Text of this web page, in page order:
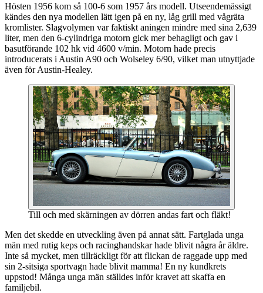
Hösten 1956 kom så 100-6 som 1957 års modell. Utseendemässigt
kändes den nya modellen lätt igen på en ny, låg grill med vågräta
kromlister. Slagvolymen var faktiskt aningen mindre med sina 2,639
liter, men den 6-cylindriga motorn gick mer behagligt och gav i
basutförande 102 hk vid 4600 v/min. Motorn hade precis
introducerats i Austin A90 och Wolseley 6/90, vilket man utnyttjade
även för Austin-Healey.
Till och med skärningen av dörren andas fart och fläkt!
Men det skedde en utveckling även på annat sätt. Fartglada unga
män med rutig keps och racinghandskar hade blivit några år äldre.
Inte så mycket, men tillräckligt för att flickan de raggade upp med
sin 2-sitsiga sportvagn hade blivit mamma! En ny kundkrets
uppstod! Många unga män ställdes inför kravet att skaffa en
familjebil.